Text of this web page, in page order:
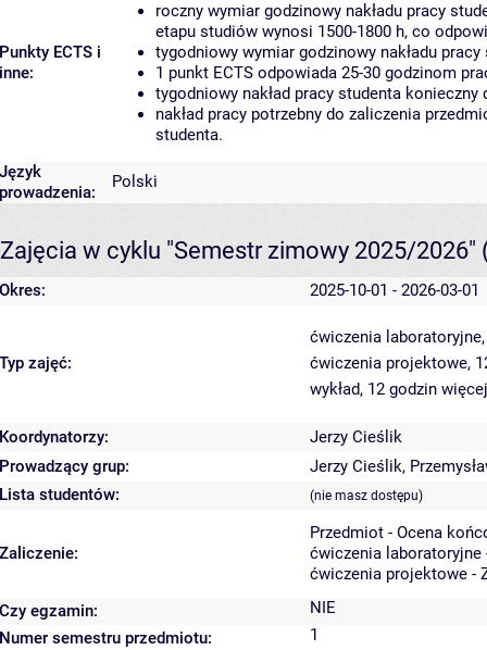
Punkty ECTS i
inne:
roczny wymiar godzinowy nakładu pracy
etapu studiów wynosi 1500-1800 h, co
tygodniowy wymiar godzinowy nakładu
1 punkt ECTS odpowiada 25-30 godzinom
tygodniowy nakład pracy studenta
nakład pracy potrzebny do zaliczenia
studenta.
Język
prowadzenia:
Polski
Zajęcia w cyklu "Semestr zimowy 2025/2026"
Okres: 2025-10-01 - 2026-03-01
Typ zajęć:
ćwiczenia
ćwiczenia projektowe,
wykład, 12 godzin
Koordynatorzy:
Jerzy Cieślik
Prowadzący grup:
Jerzy Cieślik,
Lista studentów:
(nie masz dostępu)
Zaliczenie:
Przedmiot - Ocena
ćwiczenia laboratoryjne
ćwiczenia projektowe -
Czy egzamin:
NIE
Numer semestru przedmiotu:
1